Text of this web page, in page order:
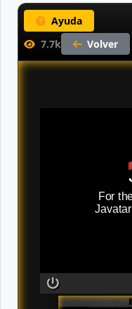
Ayuda
7.7k
Volver
For